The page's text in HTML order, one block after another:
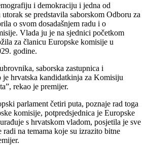
i demokraciju i jedna od
se predstavila saborskom Odboru za
o svom dosadašnjem radu i o
Vlada ju je na sjednici početkom
za članicu Europske komisije u
godine.
saborska zastupnica i
je hrvatska kandidatkinja za Komisiju
rekao je premijer.
parlament četiri puta, poznaje rad toga
komisije, potpredsjednica je Europske
s hrvatskom vladom, posjetila je sve
na temama koje su izrazito bitne